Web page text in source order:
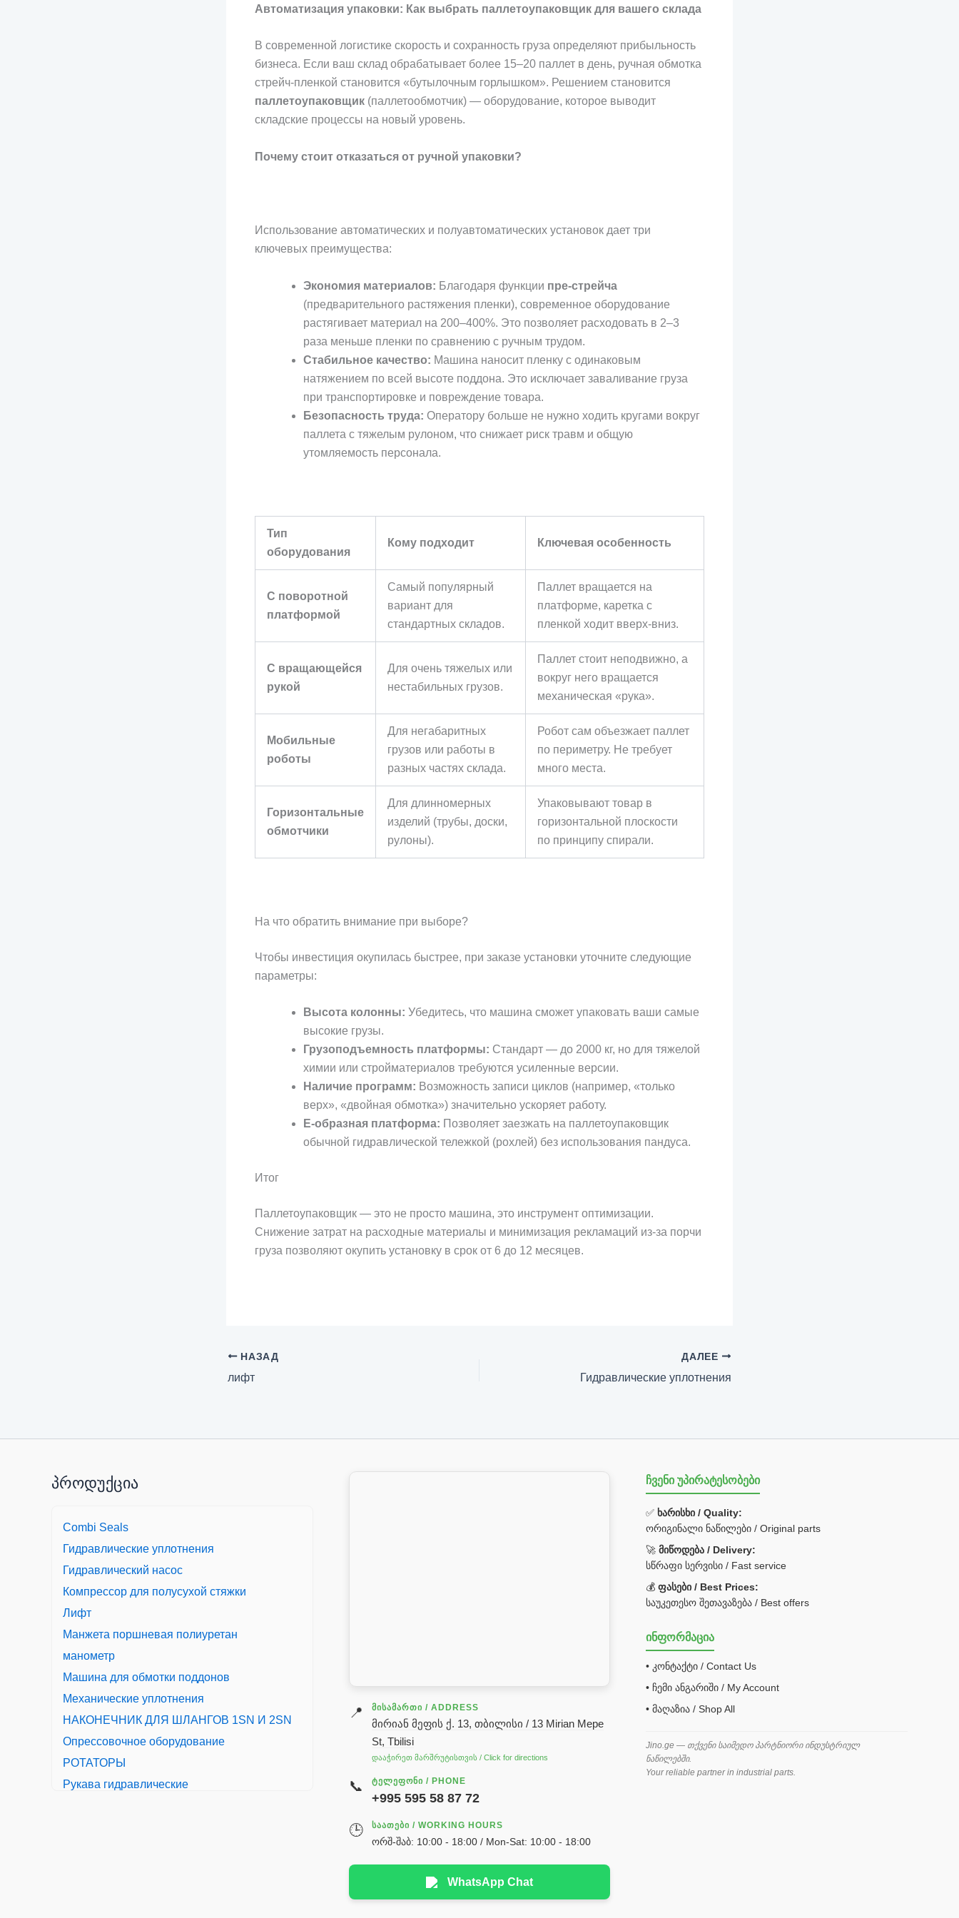
Автоматизация упаковки: Как выбрать паллетоупаковщик для вашего склада
В современной логистике скорость и сохранность груза определяют прибыльность
бизнеса. Если ваш склад обрабатывает более 15–20 паллет в день, ручная обмотка
стрейч-пленкой становится «бутылочным горлышком». Решением становится
паллетоупаковщик (паллетообмотчик) — оборудование, которое выводит
складские процессы на новый уровень.
Почему стоит отказаться от ручной упаковки?
Использование автоматических и полуавтоматических установок дает три
ключевых преимущества:
Экономия материалов: Благодаря функции пре-стрейча
(предварительного растяжения пленки), современное оборудование
растягивает материал на 200–400%. Это позволяет расходовать в 2–3
раза меньше пленки по сравнению с ручным трудом.
Стабильное качество: Машина наносит пленку с одинаковым
натяжением по всей высоте поддона. Это исключает заваливание груза
при транспортировке и повреждение товара.
Безопасность труда: Оператору больше не нужно ходить кругами вокруг
паллета с тяжелым рулоном, что снижает риск травм и общую
утомляемость персонала.
Тип
оборудования
Кому подходит Ключевая особенность
С поворотной
платформой
Самый популярный
вариант для
стандартных складов.
Паллет вращается на
платформе, каретка с
пленкой ходит вверх-вниз.
С вращающейся
рукой
Для очень тяжелых или
нестабильных грузов.
Паллет стоит неподвижно, а
вокруг него вращается
механическая «рука».
Мобильные
роботы
Для негабаритных
грузов или работы в
разных частях склада.
Робот сам объезжает паллет
по периметру. Не требует
много места.
Горизонтальные
обмотчики
Для длинномерных
изделий (трубы, доски,
рулоны).
Упаковывают товар в
горизонтальной плоскости
по принципу спирали.
На что обратить внимание при выборе?
Чтобы инвестиция окупилась быстрее, при заказе установки уточните следующие
параметры:
Высота колонны: Убедитесь, что машина сможет упаковать ваши самые
высокие грузы.
Грузоподъемность платформы: Стандарт — до 2000 кг, но для тяжелой
химии или стройматериалов требуются усиленные версии.
Наличие программ: Возможность записи циклов (например, «только
верх», «двойная обмотка») значительно ускоряет работу.
Е-образная платформа: Позволяет заезжать на паллетоупаковщик
обычной гидравлической тележкой (рохлей) без использования пандуса.
Итог
Паллетоупаковщик — это не просто машина, это инструмент оптимизации.
Снижение затрат на расходные материалы и минимизация рекламаций из-за порчи
груза позволяют окупить установку в срок от 6 до 12 месяцев.
НАЗАД
лифт
ДАЛЕЕ
Гидравлические уплотнения
პროდუქცია
Combi Seals
Гидравлические уплотнения
Гидравлический насос
Компрессор для полусухой стяжки
Лифт
Манжета поршневая полиуретан
манометр
Машина для обмотки поддонов
Механические уплотнения
НАКОНЕЧНИК ДЛЯ ШЛАНГОВ 1SN И 2SN
Опрессовочное оборудование
РОТАТОРЫ
Рукава гидравлические
📍 ᲛᲘᲡᲐᲛᲐᲠᲗᲘ / ADDRESS
მირიან მეფის ქ. 13, თბილისი / 13 Mirian Mepe
St, Tbilisi
დააჭირეთ მარშრუტისთვის / Click for directions
📞 ᲢᲔᲚᲔᲤᲝᲜᲘ / PHONE
+995 595 58 87 72
🕒 ᲡᲐᲐᲗᲔᲑᲘ / WORKING HOURS
ორშ-შაბ: 10:00 - 18:00 / Mon-Sat: 10:00 - 18:00
WhatsApp Chat
ჩვენი უპირატესობები
✅ ხარისხი / Quality:
ორიგინალი ნაწილები / Original parts
🚀მიწოდება / Delivery:
სწრაფი სერვისი / Fast service
💰ფასები / Best Prices:
საუკეთესო შეთავაზება / Best offers
ინფორმაცია
• კონტაქტი / Contact Us
• ჩემი ანგარიში / My Account
• მაღაზია / Shop All
Jino.ge — თქვენი საიმედო პარტნიორი ინდუსტრიულ
ნაწილებში.
Your reliable partner in industrial parts.